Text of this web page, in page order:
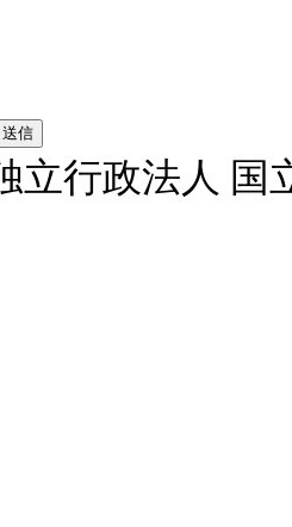
立行政法人 国